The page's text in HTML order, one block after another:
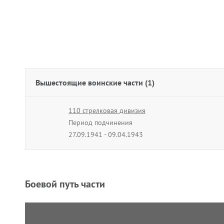
Вышестоящие воинские части (1)
110 стрелковая дивизия
Период подчинения
27.09.1941 - 09.04.1943
Боевой путь части